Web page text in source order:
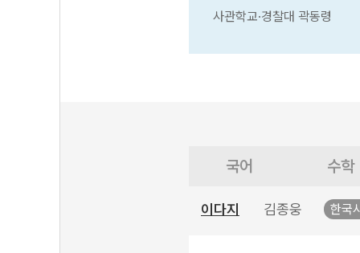
사관학교·경찰대 곽동령
국어 수학
이다지 김종웅 한국